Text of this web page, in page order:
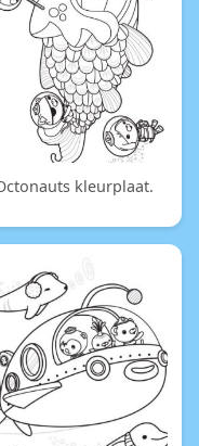
kleurplaat.